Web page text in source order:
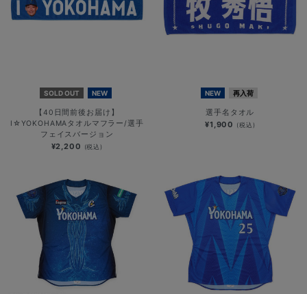
SOLD OUT NEW
【40日間前後お届け】
I☆YOKOHAMAタオルマフラー/選手
フェイスバージョン
¥2,200 (税込)
NEW 再入荷
選手名タオル
¥1,900 (税込)